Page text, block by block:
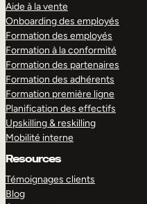
Aide à la vente
Onboarding des employés
Formation des employés
Formation à la conformité
Formation des partenaires
Formation des adhérents
Formation première ligne
Planification des effectifs
Upskilling & reskilling
Mobilité interne
Resources
Témoignages clients
Blog